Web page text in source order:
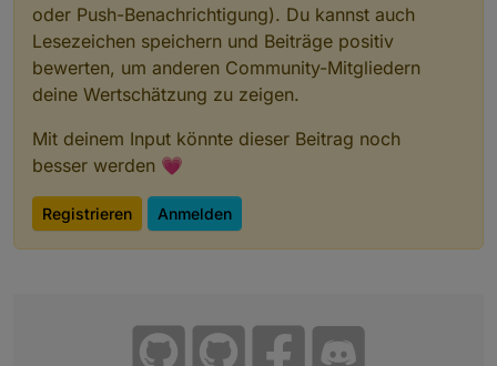
oder Push-Benachrichtigung). Du kannst auch
Lesezeichen speichern und Beiträge positiv
bewerten, um anderen Community-Mitgliedern
deine Wertschätzung zu zeigen.
Mit deinem Input könnte dieser Beitrag noch
besser werden 💗
Registrieren Anmelden